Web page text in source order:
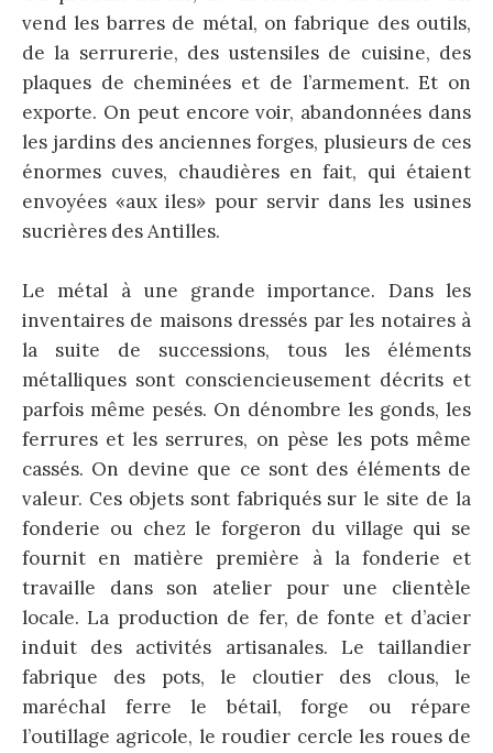
vend les barres de métal, on fabrique des outils,
de la serrurerie, des ustensiles de cuisine, des
plaques de cheminées et de l’armement. Et on
exporte. On peut encore voir, abandonnées dans
les jardins des anciennes forges, plusieurs de ces
énormes cuves, chaudières en fait, qui étaient
envoyées «aux iles» pour servir dans les usines
sucrières des Antilles.
Le métal à une grande importance. Dans les
inventaires de maisons dressés par les notaires à
la suite de successions, tous les éléments
métalliques sont consciencieusement décrits et
parfois même pesés. On dénombre les gonds, les
ferrures et les serrures, on pèse les pots même
cassés. On devine que ce sont des éléments de
valeur. Ces objets sont fabriqués sur le site de la
fonderie ou chez le forgeron du village qui se
fournit en matière première à la fonderie et
travaille dans son atelier pour une clientèle
locale. La production de fer, de fonte et d’acier
induit des activités artisanales. Le taillandier
fabrique des pots, le cloutier des clous, le
maréchal ferre le bétail, forge ou répare
l’outillage agricole, le roudier cercle les roues de